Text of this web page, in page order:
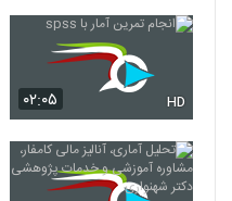
۰۲:۰۵ HD